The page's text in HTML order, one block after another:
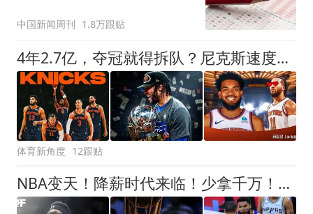
中国新闻周刊 1.8万跟贴
4年2.7亿，夺冠就得拆队？尼克斯速度交易
体育新角度 12跟贴
NBA变天！降薪时代来临！少拿千万！他们该认命吗？